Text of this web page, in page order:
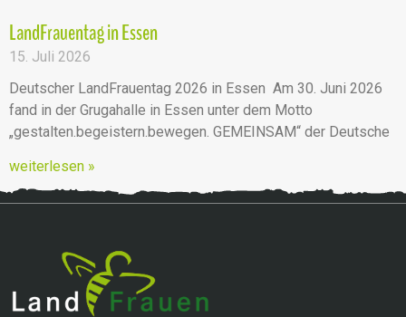
LandFrauentag in Essen
15. Juli 2026
Deutscher LandFrauentag 2026 in Essen Am 30. Juni 2026
fand in der Grugahalle in Essen unter dem Motto
„gestalten.begeistern.bewegen. GEMEINSAM“ der Deutsche
weiterlesen »